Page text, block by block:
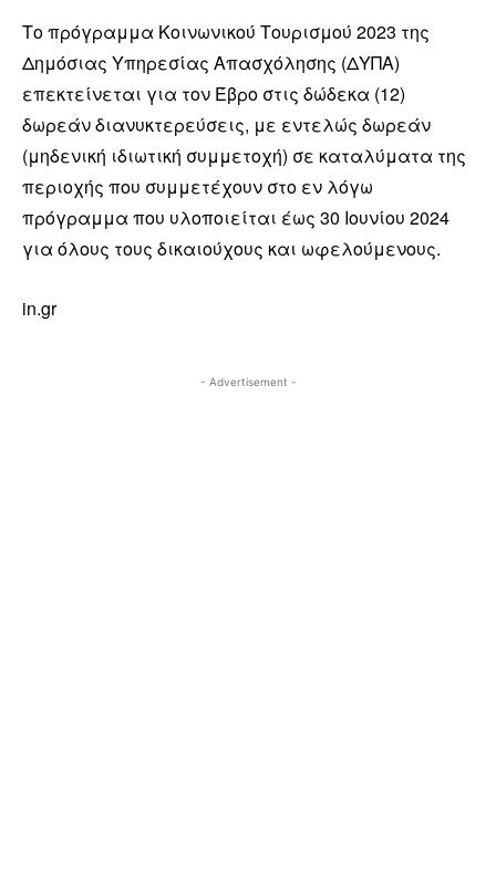
Το πρόγραμμα Κοινωνικού Τουρισμού 2023 της
Δημόσιας Υπηρεσίας Απασχόλησης (ΔΥΠΑ)
επεκτείνεται για τον Έβρο στις δώδεκα (12)
δωρεάν διανυκτερεύσεις, με εντελώς δωρεάν
(μηδενική ιδιωτική συμμετοχή) σε καταλύματα της
περιοχής που συμμετέχουν στο εν λόγω
πρόγραμμα που υλοποιείται έως 30 Ιουνίου 2024
για όλους τους δικαιούχους και ωφελούμενους.
in.gr
- Advertisement -